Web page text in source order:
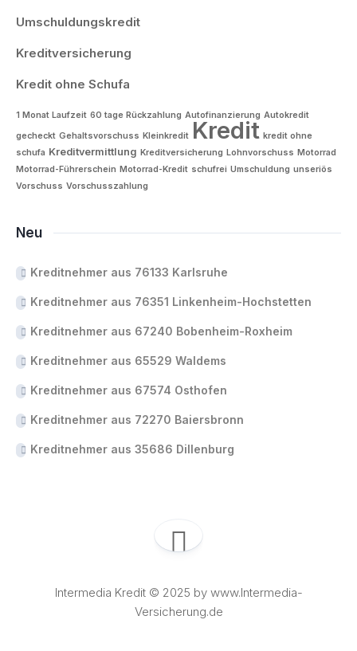
Umschuldungskredit
Kreditversicherung
Kredit ohne Schufa
1 Monat Laufzeit 60 tage Rückzahlung Autofinanzierung Autokredit
gecheckt Gehaltsvorschuss Kleinkredit Kredit kredit ohne
schufa Kreditvermittlung Kreditversicherung Lohnvorschuss Motorrad
Motorrad-Führerschein Motorrad-Kredit schufrei Umschuldung unseriös
Vorschuss Vorschusszahlung
Neu
Kreditnehmer aus 76133 Karlsruhe
Kreditnehmer aus 76351 Linkenheim-Hochstetten
Kreditnehmer aus 67240 Bobenheim-Roxheim
Kreditnehmer aus 65529 Waldems
Kreditnehmer aus 67574 Osthofen
Kreditnehmer aus 72270 Baiersbronn
Kreditnehmer aus 35686 Dillenburg
Intermedia Kredit © 2025 by www.Intermedia-
Versicherung.de